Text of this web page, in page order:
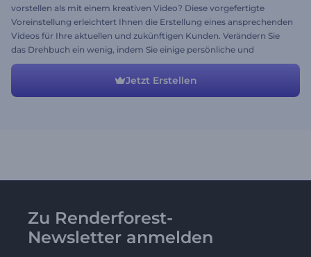
vorstellen als mit einem kreativen Video? Diese vorgefertigte
Voreinstellung erleichtert Ihnen die Erstellung eines ansprechenden
Videos für Ihre aktuellen und zukünftigen Kunden. Verändern Sie
das Drehbuch ein wenig, indem Sie einige persönliche und
berufliche Details, sowie neue Szenen hinzufügen, die Ihrer Fantasie
entsprechen und Ihr Firmeneinführungsvideo ist bereit, die Herzen
zu erobern.
Jetzt Erstellen
Zu Renderforest-
Newsletter anmelden